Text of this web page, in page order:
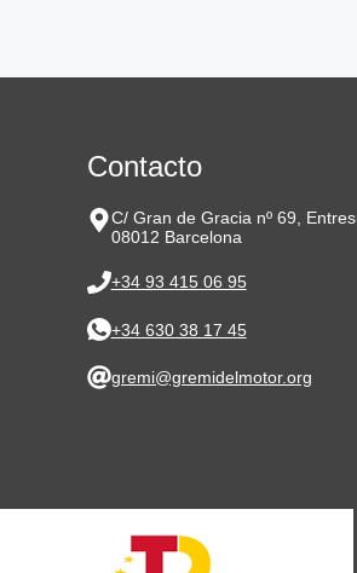
Contacto
C/ Gran de Gracia nº 69,
08012 Barcelona
+34 93 415 06 95
+34 630 38 17 45
gremi@gremidelmotor.org